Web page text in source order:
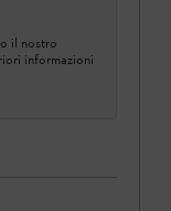
il nostro
informazioni